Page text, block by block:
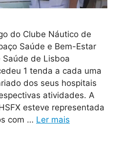
do Clube Náutico de
Saúde e Bem-Estar
de Lisboa
1 tenda a cada uma
dos seus hospitais
atividades. A
esteve representada
com … Ler mais